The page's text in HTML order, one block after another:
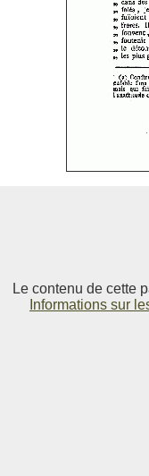
Le contenu de cette
Informations sur